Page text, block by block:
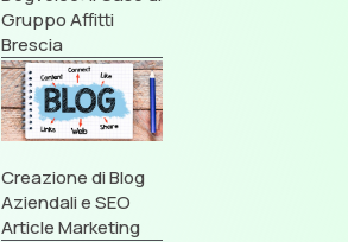
Gruppo Affitti
Brescia
Creazione di Blog
Aziendali e SEO
Article Marketing